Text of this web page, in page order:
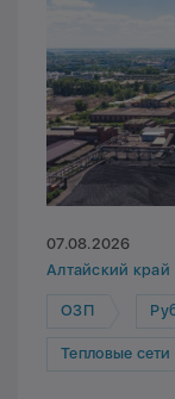
07.08.2026
Алтайский край
ОЗП
Тепловые сети